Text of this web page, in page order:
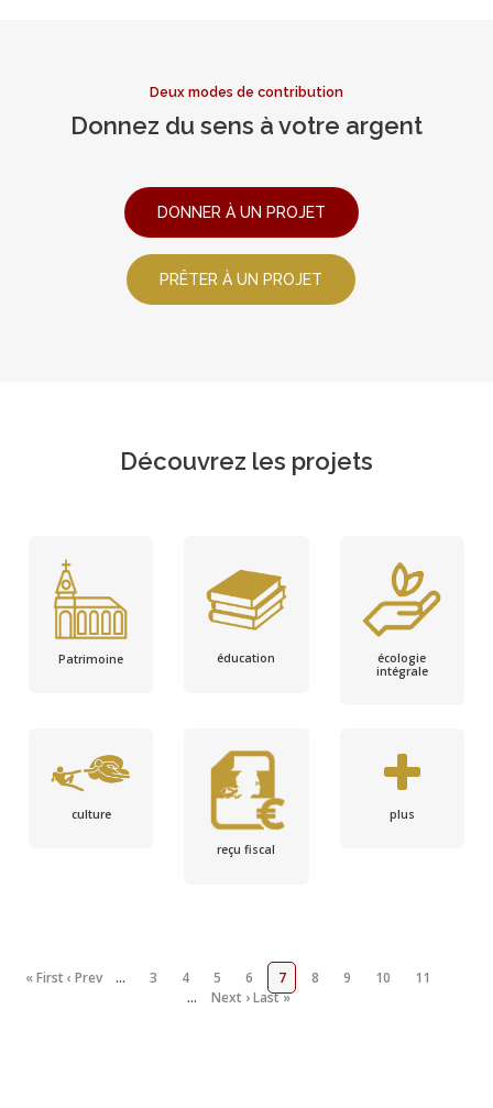
Deux modes de contribution
Donnez du sens à votre argent
DONNER À UN PROJET
PRÊTER À UN PROJET
Découvrez les projets
Patrimoine éducation
écologie
intégrale
culture
reçu fiscal
plus
« First‹ Prev … 3 4 5 6 7 8 9 10
11
…
Next › Last »